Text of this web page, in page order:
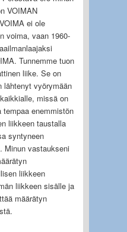
VOIMAN
ei ole
voima, vaan 1960-
Tunnemme tuon
liike. Se on
lähtenyt vyörymään
missä on
enemmistön
liikkeen taustalla
syntyneen
Minun vastaukseni
liikkeen
liikkeen sisälle ja
määrätyn